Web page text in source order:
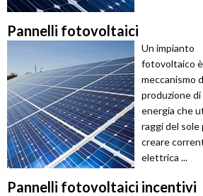
Pannelli fotovoltaici
Un impianto
fotovoltaico
meccanismo
produzione di
energia che
raggi del sole
creare
elettrica ...
Pannelli fotovoltaici incentivi